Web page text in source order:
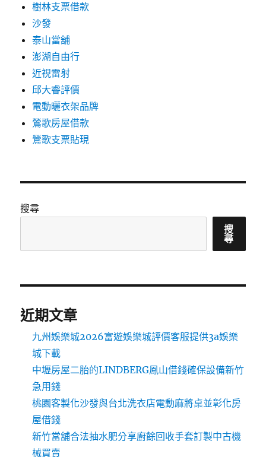
樹林支票借款
沙發
泰山當舖
澎湖自由行
近視雷射
邱大睿評價
電動曬衣架品牌
鶯歌房屋借款
鶯歌支票貼現
搜尋
搜
尋
近期文章
九州娛樂城2026富遊娛樂城評價客服提供3a娛樂
城下載
中壢房屋二胎的LINDBERG鳳山借錢確保設備新竹
急用錢
桃園客製化沙發與台北洗衣店電動麻將桌並彰化房
屋借錢
新竹當舖合法抽水肥分享廚餘回收手套訂製中古機
械買賣